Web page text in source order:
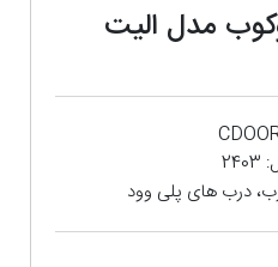
مدل الیت
درب های پلی وود